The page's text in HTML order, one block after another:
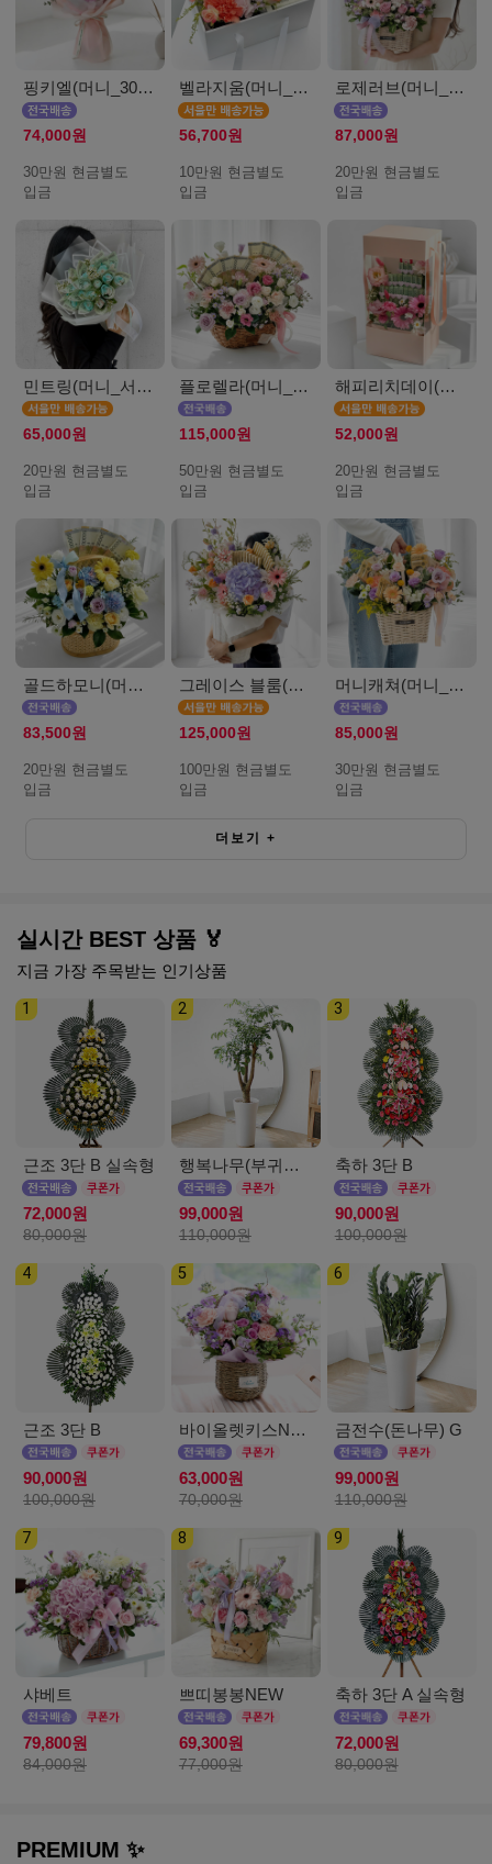
핑키엘(머니_30만원)
74,000원
30만원 현금별도
입금
벨라지움(머니_서울_10만원)
56,700원
10만원 현금별도
입금
로제러브(머니_20만원)
87,000원
20만원 현금별도
입금
민트링(머니_서울_20만원)
65,000원
20만원 현금별도
입금
플로렐라(머니_50만원)
115,000원
50만원 현금별도
입금
해피리치데이(머니_서울_20만원)
52,000원
20만원 현금별도
입금
골드하모니(머니_20만원)
83,500원
20만원 현금별도
입금
그레이스 블룸(머니_서울_100만원)
125,000원
100만원 현금별도
입금
머니캐쳐(머니_30만원)
85,000원
30만원 현금별도
입금
더보기 +
실시간 BEST 상품 🏅
지금 가장 주목받는 인기상품
근조 3단 B 실속형
72,000원
80,000원
1
행복나무(부귀수) D
99,000원
110,000원
2
축하 3단 B
90,000원
100,000원
3
근조 3단 B
90,000원
100,000원
4
바이올렛키스NEW
63,000원
70,000원
5
금전수(돈나무) G
99,000원
110,000원
6
샤베트
79,800원
84,000원
7
쁘띠봉봉NEW
69,300원
77,000원
8
축하 3단 A 실속형
72,000원
80,000원
9
PREMIUM ✨